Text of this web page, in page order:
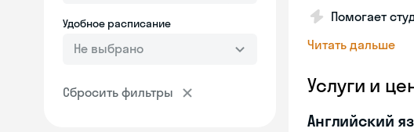
Удобное расписание
Не выбрано
Сбросить фильтры
Помогает
Читать дальше
Услуги и
Английский